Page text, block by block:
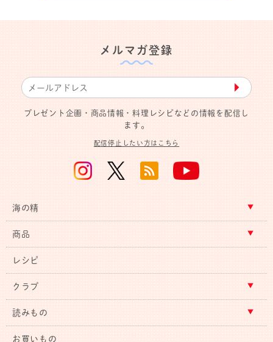
メルマガ登録
▶︎
プレゼント企画・商品情報・料理レシピなどの情報を配信し
ます。
配信停止したい方はこちら
海の精
商品
レシピ
クラブ
読みもの
お買いもの